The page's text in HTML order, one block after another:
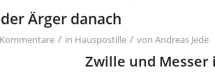
Ärger danach
/ in Hauspostille / vonAndreas Jede
Zwille und Messer